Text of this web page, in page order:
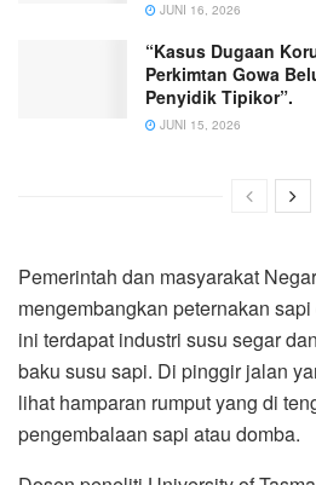
JUNI 16, 2026
“Kasus Dugaan
Perkimtan Gowa
Penyidik Tipikor”.
JUNI 15, 2026
Pemerintah dan masyarakat
mengembangkan peternakan
ini terdapat industri susu segar
baku susu sapi. Di pinggir jalan
lihat hamparan rumput yang di
pengembalaan sapi atau domba.